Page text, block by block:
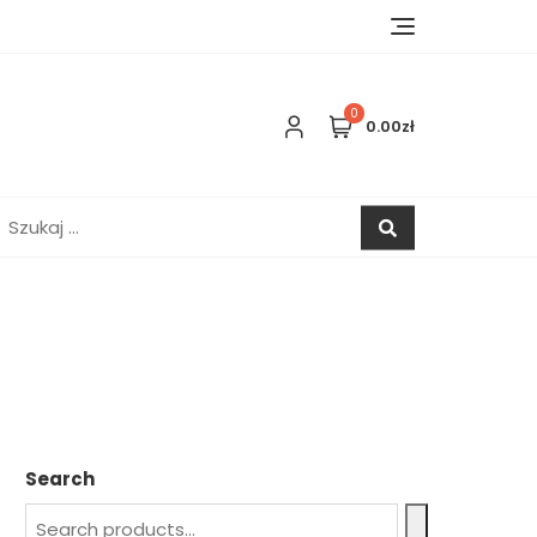
0
0.00zł
Search